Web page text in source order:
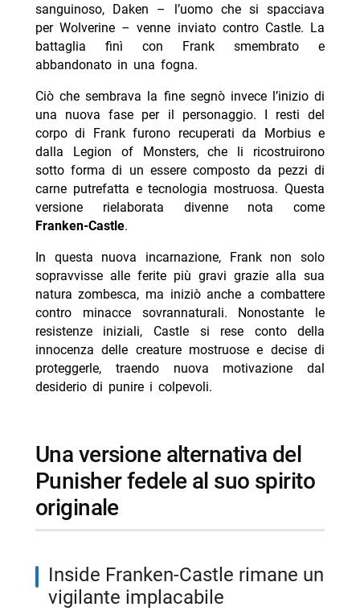
sanguinoso, Daken – l’uomo che si spacciava
per Wolverine – venne inviato contro Castle. La
battaglia finì con Frank smembrato e
abbandonato in una fogna.
Ciò che sembrava la fine segnò invece l’inizio di
una nuova fase per il personaggio. I resti del
corpo di Frank furono recuperati da Morbius e
dalla Legion of Monsters, che li ricostruirono
sotto forma di un essere composto da pezzi di
carne putrefatta e tecnologia mostruosa. Questa
versione rielaborata divenne nota come
Franken-Castle.
In questa nuova incarnazione, Frank non solo
sopravvisse alle ferite più gravi grazie alla sua
natura zombesca, ma iniziò anche a combattere
contro minacce sovrannaturali. Nonostante le
resistenze iniziali, Castle si rese conto della
innocenza delle creature mostruose e decise di
proteggerle, traendo nuova motivazione dal
desiderio di punire i colpevoli.
Una versione alternativa del
Punisher fedele al suo spirito
originale
Inside Franken-Castle rimane un
vigilante implacabile